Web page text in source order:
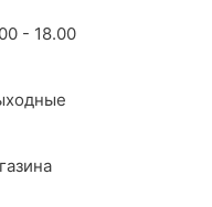
- 18.00